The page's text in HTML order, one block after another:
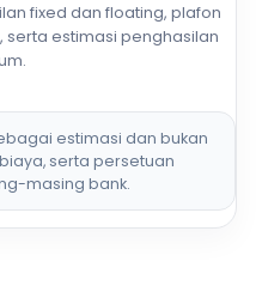
fixed dan floating, plafon
estimasi penghasilan
estimasi dan bukan
serta persetuan
masing bank.